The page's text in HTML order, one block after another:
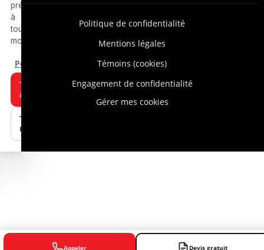
Politique de confidentialité
Mentions légales
Témoins (cookies)
Engagement de confidentialité
Gérer mes cookies
préférences
à
tout
moment.
Personnaliser
Tout
refuser
Tout
accepter
Appeler Devis gratuit